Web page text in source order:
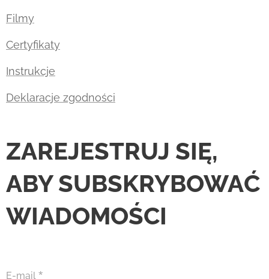
Filmy
Certyfikaty
Instrukcje
Deklaracje zgodności
ZAREJESTRUJ SIĘ,
ABY SUBSKRYBOWAĆ
WIADOMOŚCI
E-mail